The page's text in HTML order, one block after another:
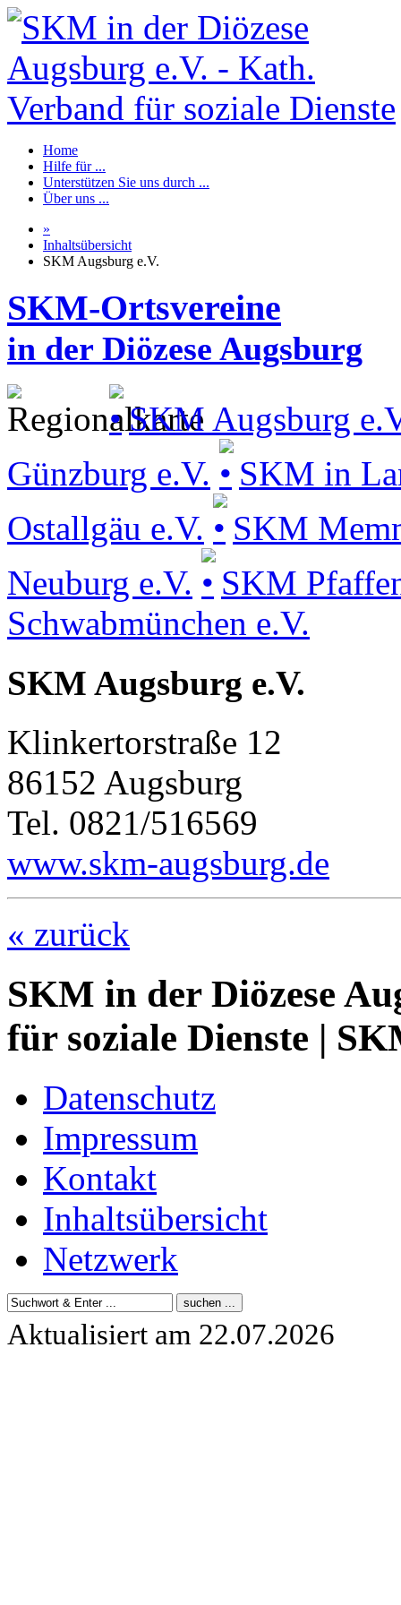
Home
Hilfe für ...
Unterstützen Sie uns durch ...
Über uns ...
»
Inhaltsübersicht
SKM Augsburg e.V.
SKM-Ortsvereine
in der Diözese Augsburg
SKM Augsburg
Günzburg e.V.
SKM in
Ostallgäu e.V.
SKM
Neuburg e.V.
SKM
Schwabmünchen e.V.
SKM Augsburg e.V.
Klinkertorstraße 12
86152 Augsburg
Tel. 0821/516569
www.skm-augsburg.de
« zurück
SKM in der Diözese
für soziale Dienste |
Datenschutz
Impressum
Kontakt
Inhaltsübersicht
Netzwerk
Aktualisiert am 22.07.2026